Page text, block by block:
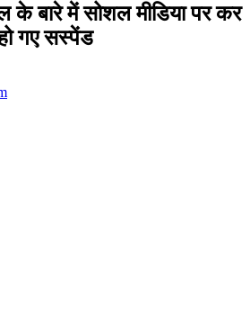
बारे में सोशल मीडिया पर कर
गए सस्पेंड